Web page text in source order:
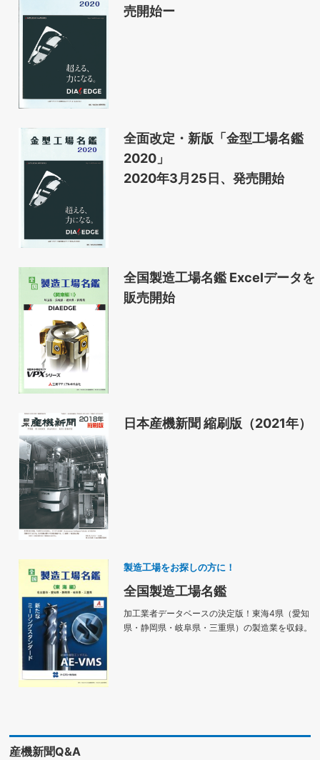
売開始ー
全面改定・新版「金型工場名鑑
2020」
2020年3月25日、発売開始
全国製造工場名鑑 Excelデータを
販売開始
日本産機新聞 縮刷版（2021年）
製造工場をお探しの方に！
全国製造工場名鑑
加工業者データベースの決定版！東海4県（愛知
県・静岡県・岐阜県・三重県）の製造業を収録。
産機新聞Q&A